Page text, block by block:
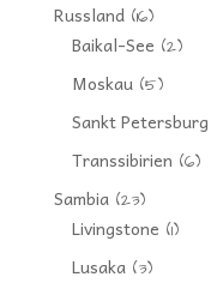
Russland(16)
Baikal-See (2)
Moskau(5)
Sankt Petersburg
Transsibirien (6)
Sambia(23)
Livingstone (1)
Lusaka(3)